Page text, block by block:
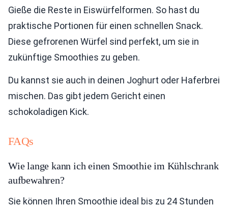
Gieße die Reste in Eiswürfelformen. So hast du
praktische Portionen für einen schnellen Snack.
Diese gefrorenen Würfel sind perfekt, um sie in
zukünftige Smoothies zu geben.
Du kannst sie auch in deinen Joghurt oder Haferbrei
mischen. Das gibt jedem Gericht einen
schokoladigen Kick.
FAQs
Wie lange kann ich einen Smoothie im Kühlschrank
aufbewahren?
Sie können Ihren Smoothie ideal bis zu 24 Stunden